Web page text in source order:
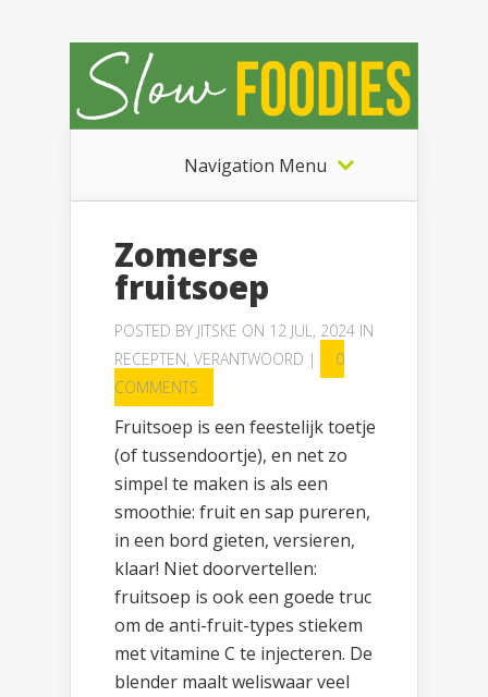
Navigation Menu
Zomerse
fruitsoep
POSTED BY JITSKE ON 12 JUL, 2024 IN
RECEPTEN, VERANTWOORD |
0
COMMENTS
Fruitsoep is een feestelijk toetje
(of tussendoortje), en net zo
simpel te maken is als een
smoothie: fruit en sap pureren,
in een bord gieten, versieren,
klaar! Niet doorvertellen:
fruitsoep is ook een goede truc
om de anti-fruit-types stiekem
met vitamine C te injecteren. De
blender maalt weliswaar veel